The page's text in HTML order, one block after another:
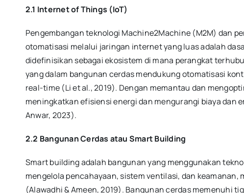
2.1 Internet of Things (IoT)
Pengembangan teknologi Machine2Machine (M2M) dan
otomatisasi melalui jaringan internet yang luas adalah
didefinisikan sebagai ekosistem di mana perangkat
yang dalam bangunan cerdas mendukung otomatisasi
real-time (Li et al., 2019). Dengan memantau dan
meningkatkan efisiensi energi dan mengurangi biaya dan
Anwar, 2023).
2.2 Bangunan Cerdas atau Smart Building
Smart building adalah bangunan yang menggunakan
mengelola pencahayaan, sistem ventilasi, dan
(Alawadhi & Ameen, 2019). Bangunan cerdas memenuhi